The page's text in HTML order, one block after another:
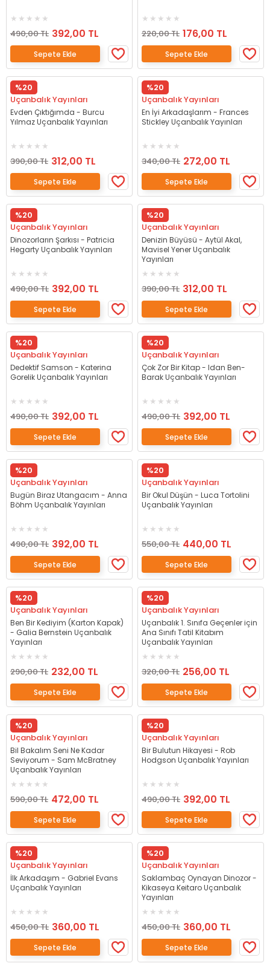
490,00 TL 392,00 TL
Sepete Ekle
220,00 TL 176,00 TL
Sepete Ekle
%20
Uçanbalık Yayınları
Evden Çıktığımda - Burcu
Yılmaz Uçanbalık Yayınları
390,00 TL 312,00 TL
Sepete Ekle
%20
Uçanbalık Yayınları
En İyi Arkadaşlarım - Frances
Stickley Uçanbalık Yayınları
340,00 TL 272,00 TL
Sepete Ekle
%20
Uçanbalık Yayınları
Dinozorların Şarkısı - Patricia
Hegarty Uçanbalık Yayınları
490,00 TL 392,00 TL
Sepete Ekle
%20
Uçanbalık Yayınları
Denizin Büyüsü - Aytül Akal,
Mavisel Yener Uçanbalık
Yayınları
390,00 TL 312,00 TL
Sepete Ekle
%20
Uçanbalık Yayınları
Dedektif Samson - Katerina
Gorelik Uçanbalık Yayınları
490,00 TL 392,00 TL
Sepete Ekle
%20
Uçanbalık Yayınları
Çok Zor Bir Kitap - Idan Ben-
Barak Uçanbalık Yayınları
490,00 TL 392,00 TL
Sepete Ekle
%20
Uçanbalık Yayınları
Bugün Biraz Utangacım - Anna
Böhm Uçanbalık Yayınları
490,00 TL 392,00 TL
Sepete Ekle
%20
Uçanbalık Yayınları
Bir Okul Düşün - Luca Tortolini
Uçanbalık Yayınları
550,00 TL 440,00 TL
Sepete Ekle
%20
Uçanbalık Yayınları
Ben Bir Kediyim (Karton Kapak)
- Galia Bernstein Uçanbalık
Yayınları
290,00 TL 232,00 TL
Sepete Ekle
%20
Uçanbalık Yayınları
Uçanbalık 1. Sınıfa Geçenler için
Ana Sınıfı Tatil Kitabım
Uçanbalık Yayınları
320,00 TL 256,00 TL
Sepete Ekle
%20
Uçanbalık Yayınları
Bil Bakalım Seni Ne Kadar
Seviyorum - Sam McBratney
Uçanbalık Yayınları
590,00 TL 472,00 TL
Sepete Ekle
%20
Uçanbalık Yayınları
Bir Bulutun Hikayesi - Rob
Hodgson Uçanbalık Yayınları
490,00 TL 392,00 TL
Sepete Ekle
%20
Uçanbalık Yayınları
İlk Arkadaşım - Gabriel Evans
Uçanbalık Yayınları
450,00 TL 360,00 TL
Sepete Ekle
%20
Uçanbalık Yayınları
Saklambaç Oynayan Dinozor -
Kikaseya Keitaro Uçanbalık
Yayınları
450,00 TL 360,00 TL
Sepete Ekle